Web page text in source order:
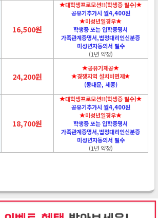
16,500원
대학생프로모션!!(학생증 필수)
공유기추가시 월4,400원
미성년일경우
학생증 또는 입학증명서
가족관계증명서,법정대리인신분증
미성년자동의서 필수
(1년 약정)
24,200원
공유기제공
경쟁지역 설치비면제
(동대문, 세종)
18,700원
대학생프로모션!!(학생증 필수)
공유기추가시 월4,400원
미성년일경우
학생증 또는 입학증명서
가족관계증명서,법정대리인신분증
미성년자동의서 필수
(1년 약정)